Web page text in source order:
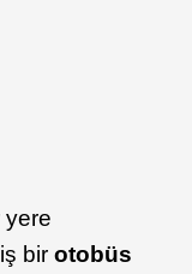
yere
bir otobüs